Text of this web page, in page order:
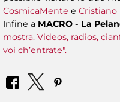
CosmicaMente e Cristiano
Infine a MACRO - La
mostra. Videos, radios,
voi ch’entrate".